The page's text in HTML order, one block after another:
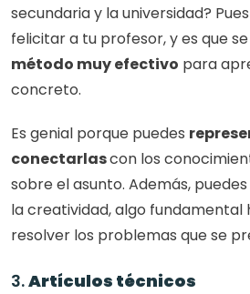
secundaria y la universidad?
método muy efectivo para
concreto.
Es genial porque puedes
conectarlas con los
sobre el asunto. Además,
la creatividad, algo fundamental
resolver los problemas que se
3. Artículos técnicos